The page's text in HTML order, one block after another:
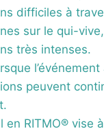
difficiles à
sur le qui-vive,
très intenses.
peuvent
en RITMO® vise